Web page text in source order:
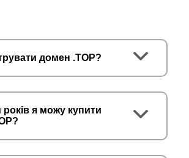
домен .TOP?
років я можу купити